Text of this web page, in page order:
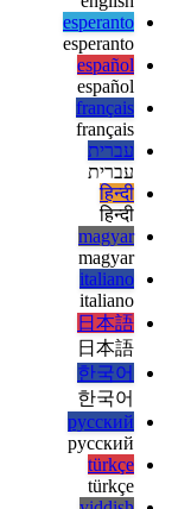
ελληνικά
english
english
esperanto
esperanto
español
español
français
français
עברית
עברית
हिन्दी
हिन्दी
magyar
magyar
italiano
italiano
日本語
日本語
한국어
한국어
русский
русский